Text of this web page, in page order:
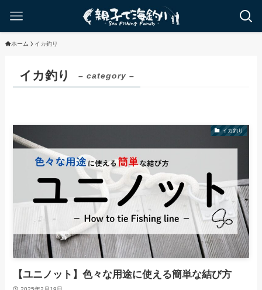
ホーム イカ釣り
イカ釣り – category –
イカ釣り
【ユニノット】色々な用途に使える簡単な結び方